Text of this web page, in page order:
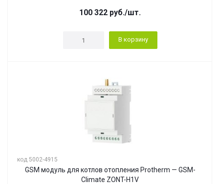
100 322 руб./шт.
В корзину
код 5002-4915
GSM модуль для котлов отопления Protherm — GSM-
Climate ZONT-H1V